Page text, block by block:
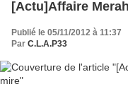
[Actu]Affaire
Publié le 05/11/2012 à 11:37
Par C.L.A.P33